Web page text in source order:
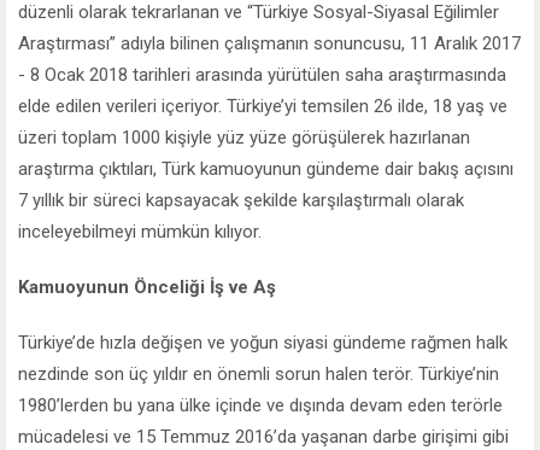
düzenli olarak tekrarlanan ve “Türkiye Sosyal-Siyasal Eğilimler
Araştırması” adıyla bilinen çalışmanın sonuncusu, 11 Aralık 2017
- 8 Ocak 2018 tarihleri arasında yürütülen saha araştırmasında
elde edilen verileri içeriyor. Türkiye’yi temsilen 26 ilde, 18 yaş ve
üzeri toplam 1000 kişiyle yüz yüze görüşülerek hazırlanan
araştırma çıktıları, Türk kamuoyunun gündeme dair bakış açısını
7 yıllık bir süreci kapsayacak şekilde karşılaştırmalı olarak
inceleyebilmeyi mümkün kılıyor.
Kamuoyunun Önceliği İş ve Aş
Türkiye’de hızla değişen ve yoğun siyasi gündeme rağmen halk
nezdinde son üç yıldır en önemli sorun halen terör. Türkiye’nin
1980’lerden bu yana ülke içinde ve dışında devam eden terörle
mücadelesi ve 15 Temmuz 2016’da yaşanan darbe girişimi gibi